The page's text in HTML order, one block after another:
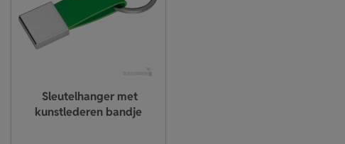
Sleutelhanger met
kunstlederen bandje